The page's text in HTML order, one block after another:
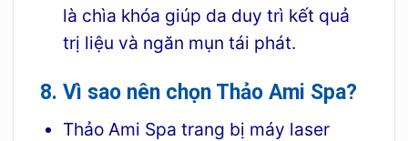
là chìa khóa giúp da duy trì kết quả
trị liệu và ngăn mụn tái phát.
8. Vì sao nên chọn Thảo Ami Spa?
Thảo Ami Spa trang bị máy laser